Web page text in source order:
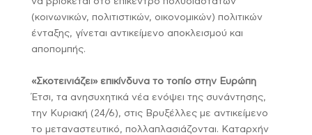
(κοινωνικών, πολιτιστικών, οικονομικών) πολιτικών
ένταξης, γίνεται αντικείμενο αποκλεισμού και
αποπομπής.
«Σκοτεινιάζει» επικίνδυνα το τοπίο στην Ευρώπη
Έτσι, τα ανησυχητικά νέα ενόψει της συνάντησης,
την Κυριακή (24/6), στις Βρυξέλλες με αντικείμενο
το μεταναστευτικό, πολλαπλασιάζονται. Καταρχήν